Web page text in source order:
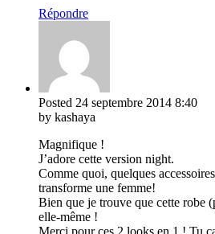
Répondre
Posted 24 septembre 2014 8:40
by kashaya
Magnifique !
J’adore cette version night.
Comme quoi, quelques
transforme une femme!
Bien que je trouve que cette robe
elle-même !
Merci pour ces 2 looks en 1 ! Tu